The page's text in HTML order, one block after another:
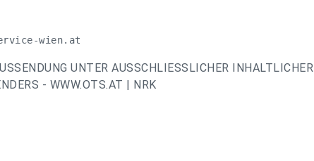
wien.at
UNTER AUSSCHLIESSLICHER INHALTLICHER
- WWW.OTS.AT | NRK